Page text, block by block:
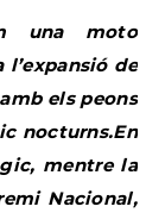
una moto
de
els peons
nocturns.En
mentre la
Nacional,